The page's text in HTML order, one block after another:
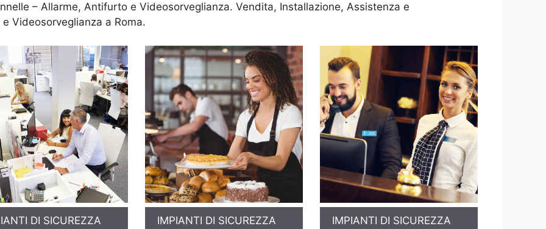
– Allarme, Antifurto e Videosorveglianza. Vendita, Installazione, Assistenza e
e Videosorveglianza a Roma.
DI SICUREZZA
IMPIANTI DI SICUREZZA
IMPIANTI DI SICUREZZA